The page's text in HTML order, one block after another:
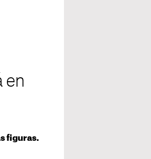
en
figuras.